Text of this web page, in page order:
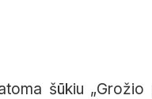
šūkiu „Grožio